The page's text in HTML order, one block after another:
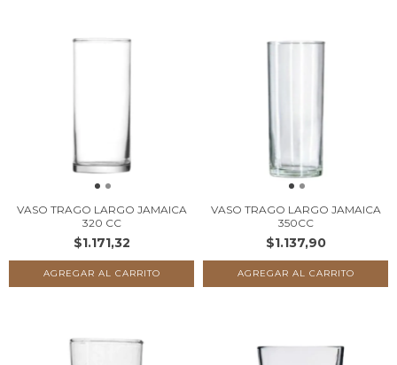
VASO TRAGO LARGO JAMAICA
320 CC
$1.171,32
VASO TRAGO LARGO JAMAICA
350CC
$1.137,90